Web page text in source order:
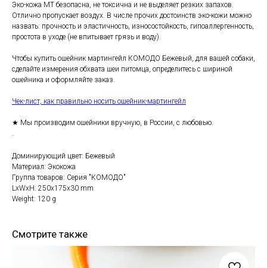
Эко-кожа MT безопасна, не токсична и не выделяет резких запахов.
Отлично пропускает воздух. В числе прочих достоинств эко-кожи можно
назвать: прочность и эластичность, износостойкость, гипоаллергенность,
простота в уходе (не впитывает грязь и воду).
Чтобы купить ошейник мартингейл КОМОДО Бежевый, для вашей собаки,
сделайте измерения обхвата шеи питомца, определитесь с шириной
ошейника и оформляйте заказ.
Чек-лист, как правильно носить ошейник-мартингейл
★ Мы производим ошейники вручную, в России, с любовью.
.
Доминирующий цвет: Бежевый
Материал: Экокожа
Группа товаров: Серия "КОМОДО"
LxWxH: 250x175x30 mm
Weight: 120 g
Смотрите также